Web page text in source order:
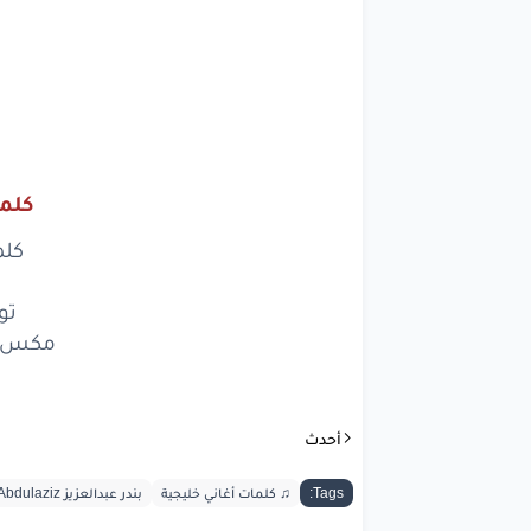
مكس
أحدث
Tags: ♫ كلمات أغاني خليجية بندر عبدالعزيز Bandar Abdulaziz